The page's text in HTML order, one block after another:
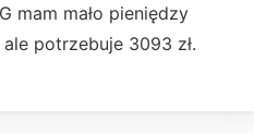
mam mało pieniędzy
potrzebuje 3093 zł.